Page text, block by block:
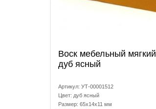
Воск мебельный мягкий
дуб ясный
Артикул: УТ-00001512
Цвет: дуб ясный
Размер: 65x14x11 мм